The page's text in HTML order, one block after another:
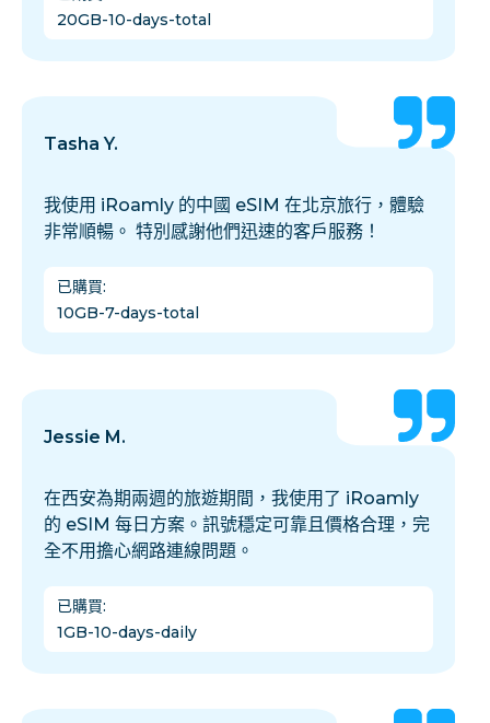
20GB-10-days-total
Tasha Y.
我使用 iRoamly 的中國 eSIM 在北京旅行，體驗
非常順暢。 特別感謝他們迅速的客戶服務！
已購買:
10GB-7-days-total
Jessie M.
在西安為期兩週的旅遊期間，我使用了 iRoamly
的 eSIM 每日方案。訊號穩定可靠且價格合理，完
全不用擔心網路連線問題。
已購買:
1GB-10-days-daily